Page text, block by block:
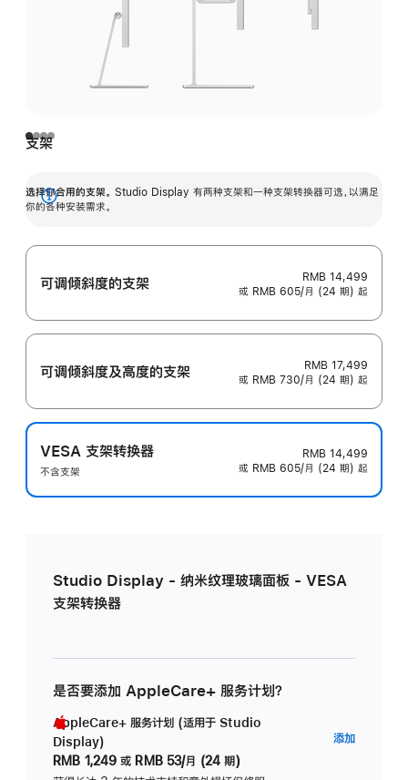
支架
选择你合用的支架。 Studio Display 有两种支架和一种支架转换器可选，以满足
你的各种安装需求。
展
可调倾斜度的支架
RMB 14,499
或 RMB 605/月 (24 期) 起
可调倾斜度及高‍度的支‍架
RMB 17,499
或 RMB 730/月 (24 期) 起
VESA 支架转换器
不含支架
RMB 14,499
或 RMB 605/月 (24 期) 起
Studio Display - 纳米纹理玻璃面板 - VESA
支架转换器
是否要添加 AppleCare+ 服务计划？
AppleCare+ 服务计划 (适用于 Studio
Display)
RMB 1,249 或 RMB 53/月 (24 期)
添加